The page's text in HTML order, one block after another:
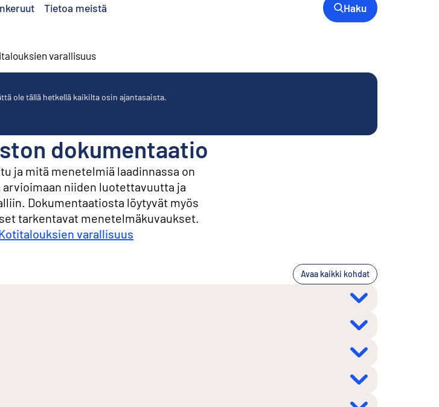
Tietoa meistä Haku
varallisuus
ole tällä hetkellä kaikilta osin ajantasaista.
dokumentaatio
ja mitä menetelmiä laadinnassa on
niiden luotettavuutta ja
Dokumentaatiosta löytyvät myös
tarkentavat menetelmäkuvaukset.
varallisuus
Avaa kaikki kohdat